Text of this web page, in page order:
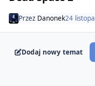
Przez Danonek24
Dodaj nowy temat